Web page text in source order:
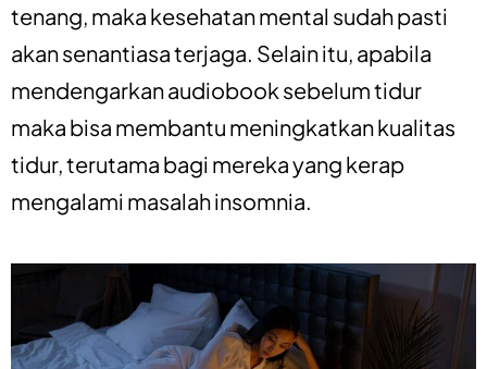
tenang, maka kesehatan mental sudah pasti
akan senantiasa terjaga. Selain itu, apabila
mendengarkan audiobook sebelum tidur
maka bisa membantu meningkatkan kualitas
tidur, terutama bagi mereka yang kerap
mengalami masalah insomnia.